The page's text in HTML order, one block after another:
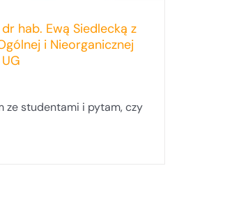
hab. Ewą Siedlecką z
i Nieorganicznej
ze studentami i pytam, czy